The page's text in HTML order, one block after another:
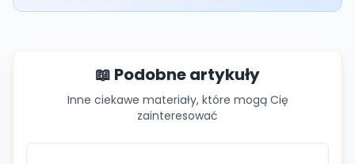
📖 Podobne artykuły
Inne ciekawe materiały, które mogą Cię
zainteresować